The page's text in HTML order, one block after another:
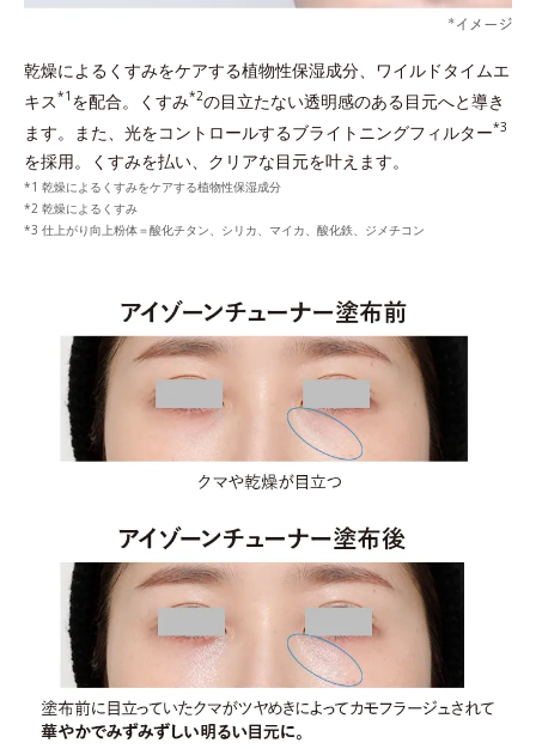
乾燥によるくすみをケアする植物性保湿成分、ワイルドタイムエ
キス*1 を配合。くすみ*2の目立たない透明感のある目元へと導き
ます。また、光をコントロールするブライトニングフィルター*3
を採用。くすみを払い、クリアな目元を叶えます。
乾燥によるくすみをケアする植物性保湿成分
乾燥によるくすみ
仕上がり向上粉体＝酸化チタン、シリカ、マイカ、酸化鉄、ジメチコン